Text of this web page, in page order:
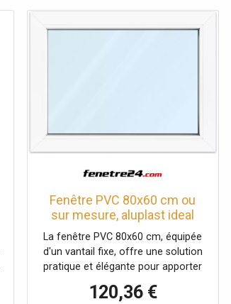
styles d'intérieur et d'extérieur.
Fenêtre PVC 80x60 cm ou
sur mesure, aluplast ideal
4000, fenêtre fixe, 1 vantail,
double vitrage, fenêtre
horizontale
La fenêtre PVC 80x60 cm, équipée
d'un vantail fixe, offre une solution
pratique et élégante pour apporter
espaces. Son double vitrage Ug 1,1
120,36 €